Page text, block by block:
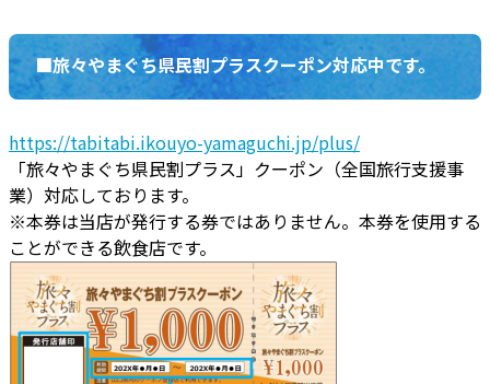
■旅々やまぐち県民割プラスクーポン対応中です。
https://tabitabi.ikouyo-yamaguchi.jp/plus/
「旅々やまぐち県民割プラス」クーポン（全国旅行支援事
業）対応しております。
※本券は当店が発行する券ではありません。本券を使用する
ことができる飲食店です。